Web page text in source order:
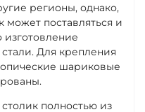
регионы, однако,
может поставляться и
Для крепления
шариковые
полностью из